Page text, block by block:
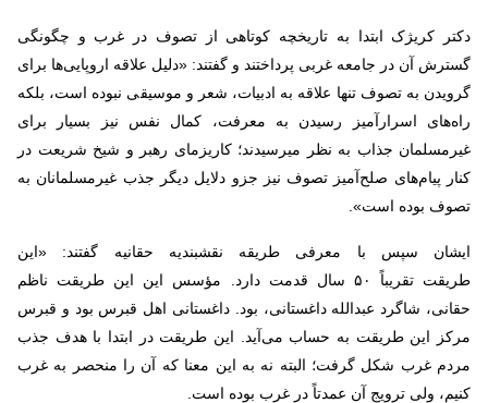
دکتر کریژک ابتدا به تاریخچه کوتاهی از تصوف در غرب و چگونگی
گسترش آن در جامعه غربی پرداختند و گفتند: «دلیل علاقه اروپایی‌ها برای
گرویدن به تصوف تنها علاقه به ادبیات، شعر و موسیقی نبوده است، بلکه
راه‌­های اسرارآمیز رسیدن به معرفت، کمال نفس نیز بسیار برای
غیرمسلمان جذاب به نظر می­رسیدند؛ کاریزمای رهبر و شیخ شریعت در
کنار پیام‌های صلح‌آمیز تصوف نیز جزو دلایل دیگر جذب غیرمسلمانان به
تصوف بوده است».
ایشان سپس با معرفی طریقه نقشبندیه حقانیه گفتند: «این
طریقت تقریباً ۵۰ سال قدمت دارد. مؤسس این این طریقت ناظم
حقانی، شاگرد عبدالله داغستانی، بود. داغستانی اهل قبرس بود و قبرس
مرکز این طریقت به حساب می‌­آید. این طریقت در ابتدا با هدف جذب
مردم غرب شکل گرفت؛ البته نه به این معنا که آن را منحصر به غرب
کنیم، ولی ترویج آن عمدتاً در غرب بوده است.